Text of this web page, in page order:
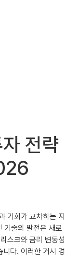
전략
기회가 교차하는 지
기술의 발전은 새로
스크와 금리 변동성
니다. 이러한 거시 경